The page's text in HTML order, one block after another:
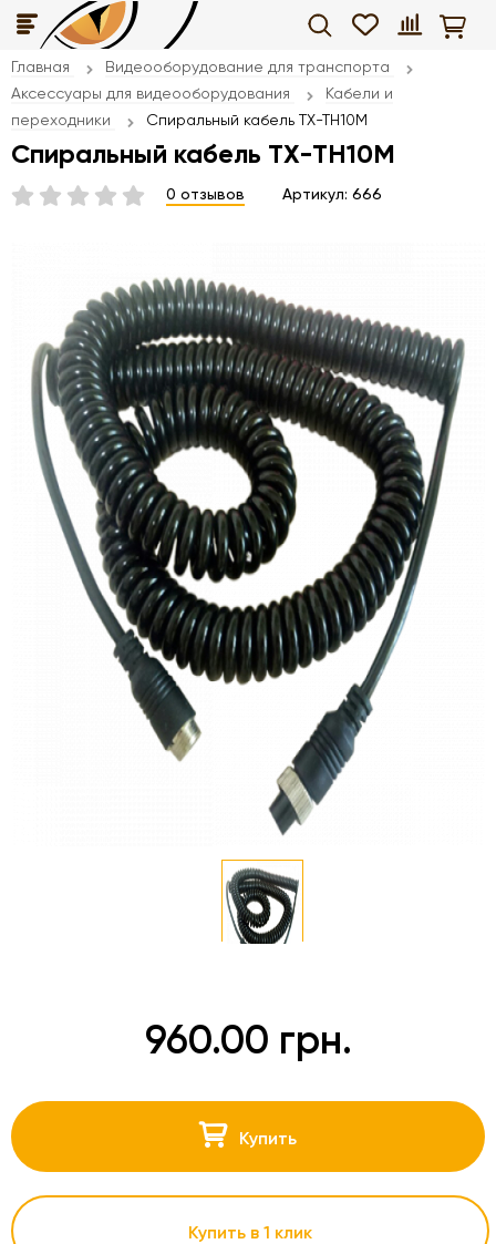
Главная
Видеооборудование для транспорта
Аксессуары для видеооборудования
Кабели и
переходники
Спиральный кабель TX-TH10M
Спиральный кабель TX-TH10M
0 отзывов Артикул: 666
960.00 грн.
Купить
Купить в 1 клик